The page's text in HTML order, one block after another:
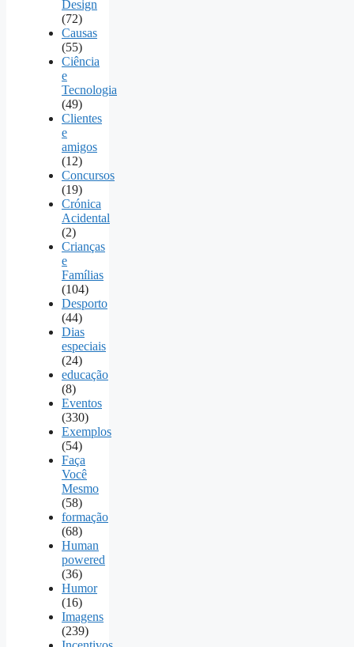
Design
(72)
Causas
(55)
Ciência
e
Tecnologia
(49)
Clientes
e
amigos
(12)
Concursos
(19)
Crónica
Acidental
(2)
Crianças
e
Famílias
(104)
Desporto
(44)
Dias
especiais
(24)
educação
(8)
Eventos
(330)
Exemplos
(54)
Faça
Você
Mesmo
(58)
formação
(68)
Human
powered
(36)
Humor
(16)
Imagens
(239)